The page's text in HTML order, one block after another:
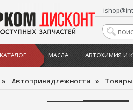
КАТАЛОГ МАСЛА АВТОХИМИЯ И
» Автопринадлежности »